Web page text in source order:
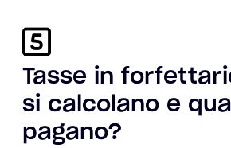
Tasse in
si calcolano e
pagano?